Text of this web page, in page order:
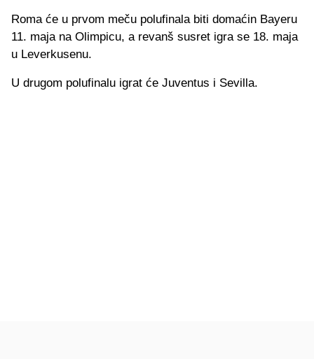
Roma će u prvom meču polufinala biti domaćin Bayeru
11. maja na Olimpicu, a revanš susret igra se 18. maja
u Leverkusenu.
U drugom polufinalu igrat će Juventus i Sevilla.